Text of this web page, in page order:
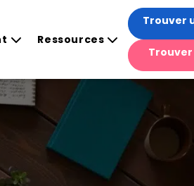
Ressources
Trouver
Trouver